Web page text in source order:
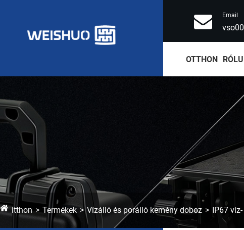
Email
OTTHON
itthon Termékek Vízálló és porálló kemény doboz IP67